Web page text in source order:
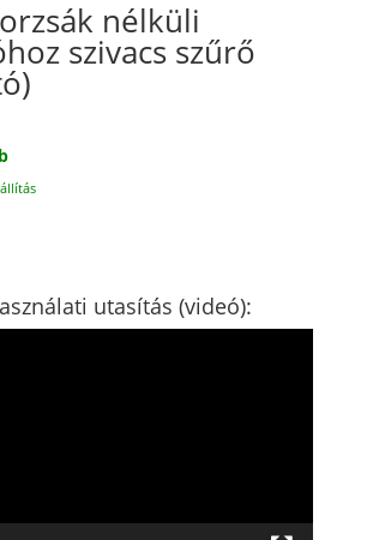
nélküli
szivacs szűrő
utasítás (videó):